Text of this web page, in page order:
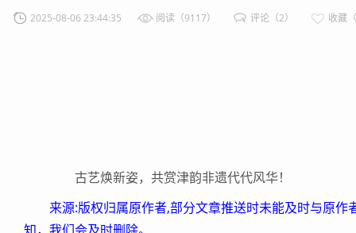
2025-08-06 23:44:35 阅读（9117） 评论（2） 收藏
古艺焕新姿，共赏津韵非遗代代风华！
来源:版权归属原作者,部分文章推送时未能及时与原